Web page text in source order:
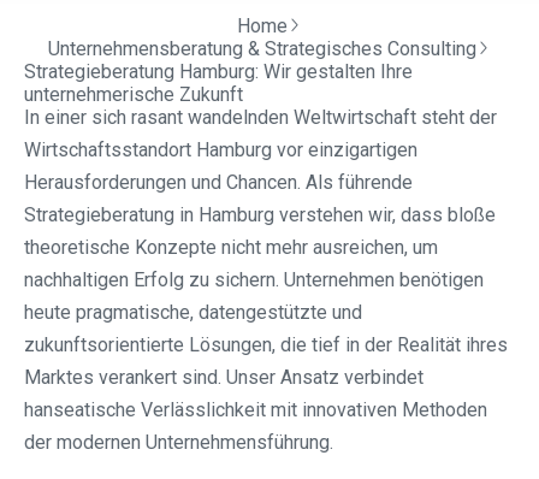
Home
Unternehmensberatung & Strategisches Consulting
Strategieberatung Hamburg: Wir gestalten Ihre
unternehmerische Zukunft
In einer sich rasant wandelnden Weltwirtschaft steht der
Wirtschaftsstandort Hamburg vor einzigartigen
Herausforderungen und Chancen. Als führende
Strategieberatung in Hamburg verstehen wir, dass bloße
theoretische Konzepte nicht mehr ausreichen, um
nachhaltigen Erfolg zu sichern. Unternehmen benötigen
heute pragmatische, datengestützte und
zukunftsorientierte Lösungen, die tief in der Realität ihres
Marktes verankert sind. Unser Ansatz verbindet
hanseatische Verlässlichkeit mit innovativen Methoden
der modernen Unternehmensführung.